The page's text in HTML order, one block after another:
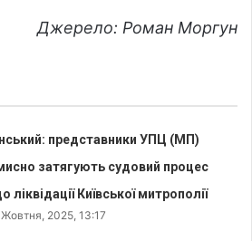
Джерело: Роман Моргун
представники УПЦ (МП)
затягують судовий процес
ліквідації Київської митрополії
2025, 13:17